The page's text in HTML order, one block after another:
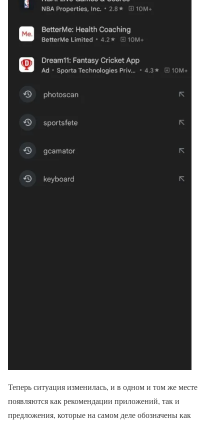
Теперь ситуация изменилась, и в одном и том же месте
появляются как рекомендации приложений, так и
предложения, которые на самом деле обозначены как